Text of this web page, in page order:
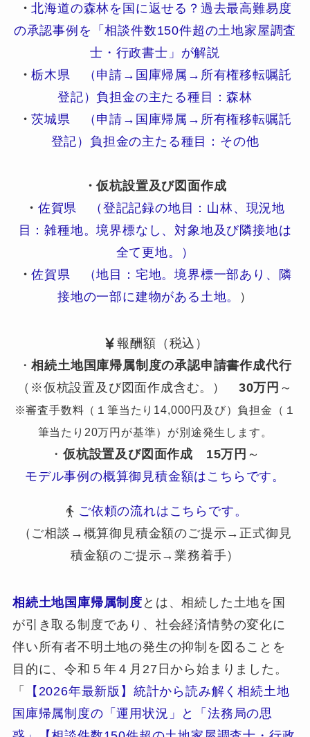
・北海道の森林を国に返せる？過去最高難易度
の承認事例を「相談件数150件超の土地家屋調査
士・行政書士」が解説
・栃木県 （申請→国庫帰属→所有権移転嘱託
登記）負担金の主たる種目：森林
・茨城県 （申請→国庫帰属→所有権移転嘱託
登記）負担金の主たる種目：その他
・仮杭設置及び図面作成
・ 佐賀県 （登記記録の地目：山林、現況地
目：雑種地。境界標なし、対象地及び隣接地は
全て更地。）
・佐賀県 （地目：宅地。境界標一部あり、隣
接地の一部に建物がある土地。
）
報酬額（税込）
・相続土地国庫帰属制度の承認申請書作成代行
（※仮杭設置及び図面作成含む。） 30万円 ～
※審査手数料（１筆当たり14,000円及び）負担金（１
筆当たり20万円が基準）が別途発生します。
・ 仮杭設置及び図面作成 15万円 ～
モデル事例の概算御見積金額はこちらです。
ご依頼の流れはこちらです。
（ご相談→概算御見積金額のご提示→正式御見
積金額のご提示→業務着手）
相続土地国庫帰属制度 とは、相続した土地を国
が引き取る制度であり、社会経済情勢の変化に
伴い所有者不明土地の発生の抑制を図ることを
目的に、令和５年４月27日から始まりました。
「
【2026年最新版】統計から読み解く相続土地
国庫帰属制度の「運用状況」と「法務局の思